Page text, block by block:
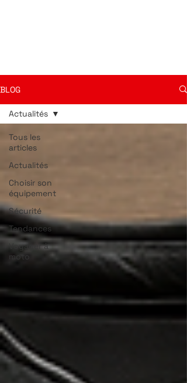
BLOG
Tous les
articles
Actualités
Choisir son
équipement
Sécurité
Tendances
Voyager à
moto
Actualités